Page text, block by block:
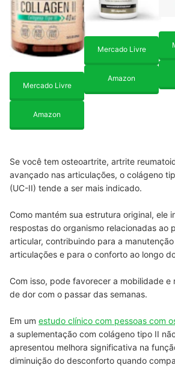
Mercado Livre
Amazon
Mercado Livre
Amazon
Se você tem osteoartrite, artrite
avançado nas articulações, o colágeno
(UC-II) tende a ser mais indicado.
Como mantém sua estrutura original, ele
respostas do organismo relacionadas ao
articular, contribuindo para a
articulações e para o conforto ao longo
Com isso, pode favorecer a mobilidade e
de dor com o passar das semanas.
Em um estudo clínico com pessoas com
a suplementação com colágeno tipo II
apresentou melhora significativa na
diminuição do desconforto quando